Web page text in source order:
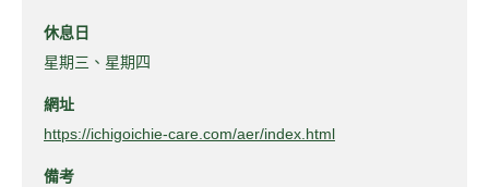
休息日
星期三、星期四
網址
https://ichigoichie-care.com/aer/index.html
備考